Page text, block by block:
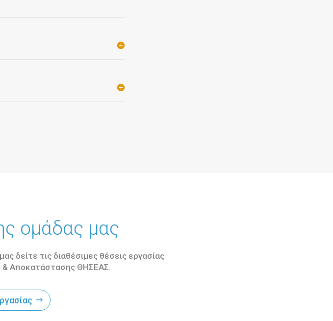
ομάδας μας
δείτε τις διαθέσιμες θέσεις εργασίας
& Αποκατάστασης ΘΗΣΕΑΣ.